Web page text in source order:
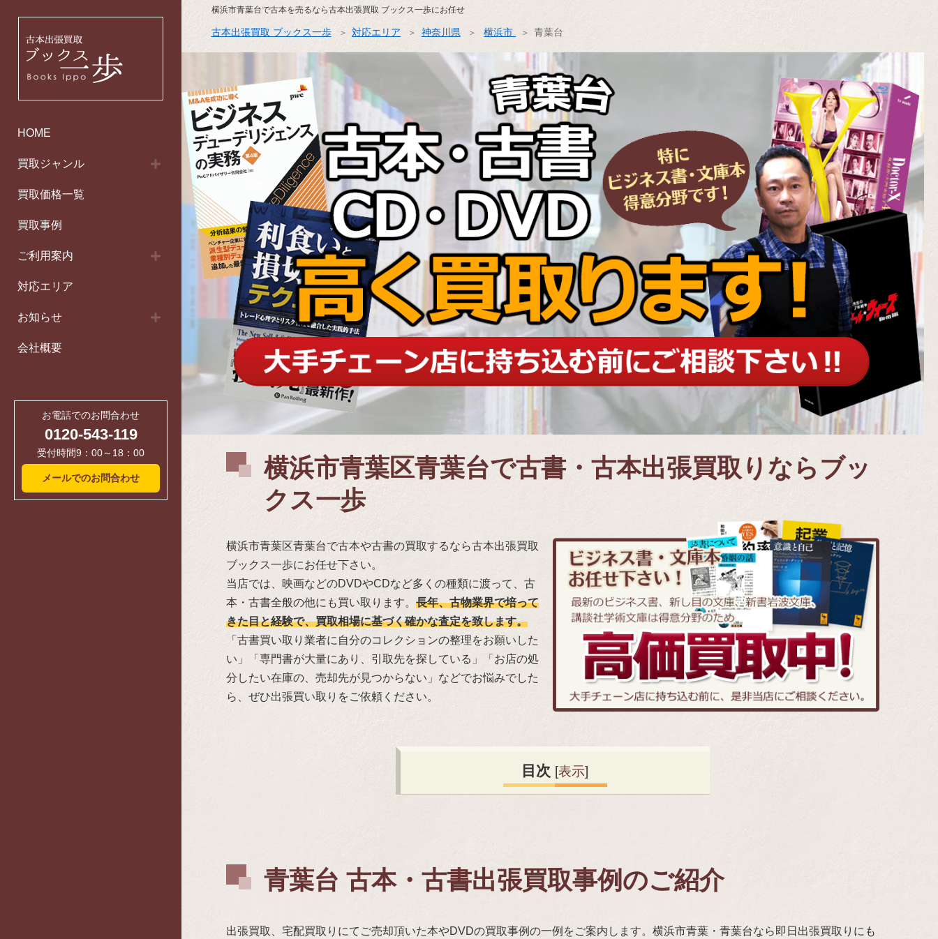
HOME
買取ジャンル
買取価格一覧
買取事例
ご利用案内
対応エリア
お知らせ
会社概要
お電話でのお問合わせ
0120-543-119
受付時間9：00～18：00
メールでのお問合わせ
横浜市青葉台で古本を売るなら古本出張買取 ブックス一歩にお任せ
古本出張買取 ブックス一歩 対応エリア 神奈川県 横浜市 青葉台
横浜市青葉区青葉台で古書・古本出張買取りならブッ
クス一歩
横浜市青葉区青葉台で古本や古書の買取するなら古本出張買取
ブックス一歩にお任せ下さい。
当店では、映画などのDVDやCDなど多くの種類に渡って、古
本・古書全般の他にも買い取ります。 長年、古物業界で培って
きた目と経験で、買取相場に基づく確かな査定を致します。
「古書買い取り業者に自分のコレクションの整理をお願いした
い」「専門書が大量にあり、引取先を探している」「お店の処
分したい在庫の、売却先が見つからない」などでお悩みでした
ら、ぜひ出張買い取りをご依頼ください。
目次 [表示]
青葉台 古本・古書出張買取事例のご紹介
出張買取、宅配買取りにてご売却頂いた本やDVDの買取事例の一例をご案内します。横浜市青葉・青葉台なら即日出張買取りにも